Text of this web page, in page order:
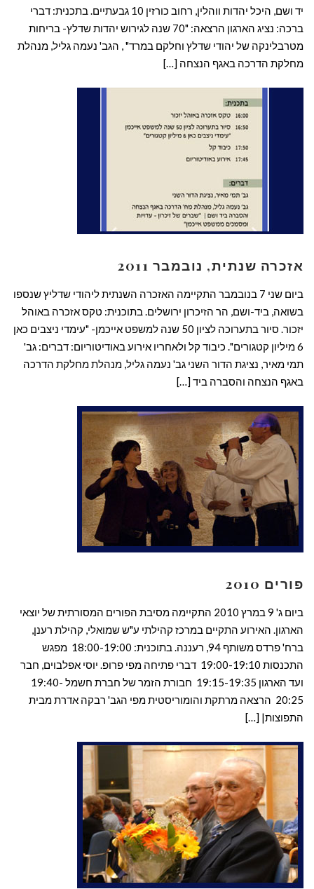
יד ושם, היכל יהדות ווהלין, רחוב כורזין 10 גבעתיים. בתכנית: דברי
ברכה: נציג הארגון הרצאה: "70 שנה לגירוש יהדות שדלץ- בריחות
מטרבלינקה של יהודי שדלץ וחלקם במרד" , הגב' נעמה גליל, מנהלת
מחלקת הדרכה באגף הנצחה […]
אזכרה שנתית, נובמבר 2011
ביום שני 7 בנובמבר התקיימה האזכרה השנתית ליהודי שדליץ שנספו
בשואה, ביד-ושם, הר הזיכרון ירושלים. בתוכנית: טקס אזכרה באוהל
יזכור. סיור בתערוכה לציון 50 שנה למשפט אייכמן- "עימדי ניצבים כאן
6 מיליון קטגורים". כיבוד קל ולאחריו אירוע באודיטוריום: דברים: גב'
תמי מאיר, נציגת הדור השני גב' נעמה גליל, מנהלת מחלקת הדרכה
באגף הנצחה והסברה ביד […]
קרא עוד ←
פורים 2010
ביום ג' 9 במרץ 2010 התקיימה מסיבת הפורים המסורתית של יוצאי
הארגון. האירוע התקיים במרכז קהילתי ע"ש שמואלי, קהילת רענן,
ברח' פרדס משותף 94, רעננה. בתוכנית: 18:00-19:00 מפגש
התכנסות 19:00-19:10 דברי פתיחה מפי פרופ. יוסי אפלבוים, חבר
ועד הארגון 19:15-19:35 חבורת הזמר של חברת חשמל 19:40-
20:25 הרצאה מרתקת והומוריסטית מפי הגב' רבקה אדרת מבית
התפוצות| […]
קרא עוד ←